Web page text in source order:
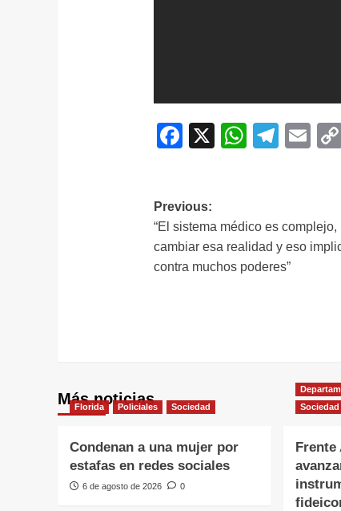
Facebook
X
Navegación
de
entradas
Previous:
“El sistema médico es complejo,
cambiar esa realidad y eso
contra muchos poderes”
Más noticias
Florida Policiales Sociedad
Condenan a una mujer por
estafas en redes sociales
6 de agosto de 2026 0
Sociedad
Frente